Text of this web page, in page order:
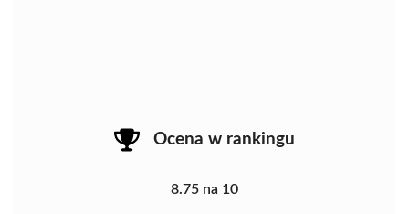
Ocena w rankingu
8.75 na 10